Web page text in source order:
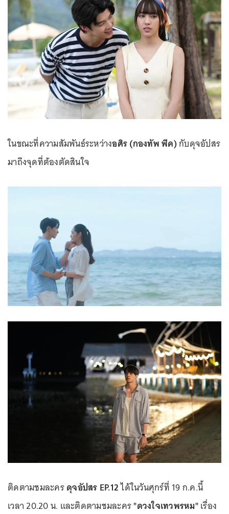
ในขณะที่ความสัมพันธ์ระหว่างอศิร (กองทัพ พีค)กับดุจอัปสร
มาถึงจุดที่ต้องตัดสินใจ
ติดตามชมละครดุจอัปสร EP.12ได้ในวันศุกร์ที่ 19 ก.ค.นี้
เวลา 20.20 น. และติดตามชมละคร"ดวงใจเทวพรหม"เรื่อง